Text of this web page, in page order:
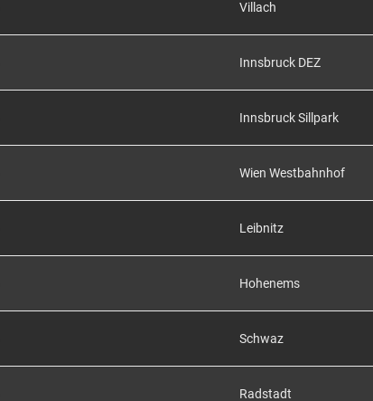
Villach
Innsbruck DEZ
Innsbruck Sillpark
Wien Westbahnhof
Leibnitz
Hohenems
Schwaz
Radstadt